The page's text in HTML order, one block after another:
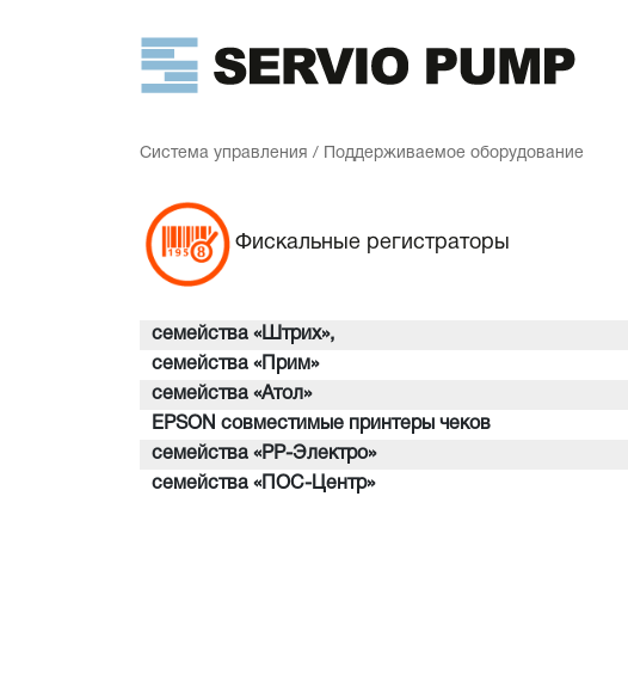
Система управления / Поддерживаемое оборудование
Фискальные регистраторы
семейства «Штрих»,
семейства «Прим»
семейства «Атол»
EPSON совместимые принтеры чеков
семейства «РР-Электро»
семейства «ПОС-Центр»